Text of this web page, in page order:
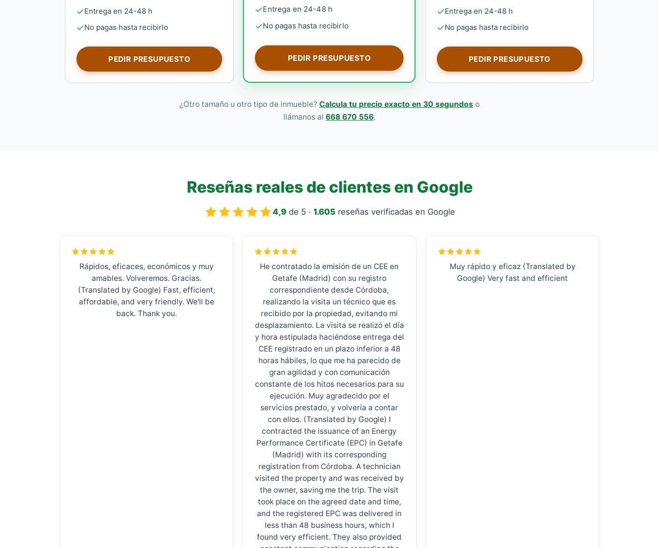
Entrega en 24-48 h
No pagas hasta recibirlo
PEDIR PRESUPUESTO
Entrega en 24-48 h
No pagas hasta recibirlo
PEDIR PRESUPUESTO
Entrega en 24-48 h
No pagas hasta recibirlo
PEDIR PRESUPUESTO
¿Otro tamaño u otro tipo de inmueble? Calcula tu precio exacto en 30 segundos o
llámanos al 668 670 556.
Reseñas reales de clientes en Google
4,9 de 5 · 1.605 reseñas verificadas en Google
Rápidos, eficaces, económicos y muy
amables. Volveremos. Gracias.
(Translated by Google) Fast, efficient,
affordable, and very friendly. We'll be
back. Thank you.
He contratado la emisión de un CEE en
Getafe (Madrid) con su registro
correspondiente desde Córdoba,
realizando la visita un técnico que es
recibido por la propiedad, evitando mi
desplazamiento. La visita se realizó el día
y hora estipulada haciéndose entrega del
CEE registrado en un plazo inferior a 48
horas hábiles, lo que me ha parecido de
gran agilidad y con comunicación
constante de los hitos necesarios para su
ejecución. Muy agradecido por el
servicios prestado, y volvería a contar
con ellos. (Translated by Google) I
contracted the issuance of an Energy
Performance Certificate (EPC) in Getafe
(Madrid) with its corresponding
registration from Córdoba. A technician
visited the property and was received by
the owner, saving me the trip. The visit
took place on the agreed date and time,
and the registered EPC was delivered in
less than 48 business hours, which I
found very efficient. They also provided
Muy rápido y eficaz (Translated by
Google) Very fast and efficient